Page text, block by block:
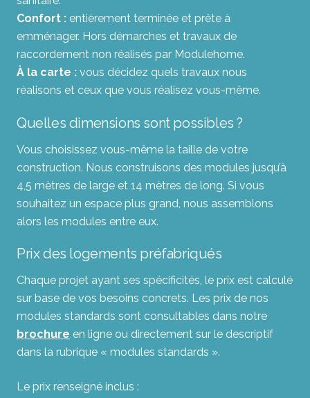
Confort : entièrement terminée et prête à
emménager. Hors démarches et travaux de
raccordement non réalisés par Modulehome.
À la carte : vous décidez quels travaux nous
réalisons et ceux que vous réalisez vous-même.
Quelles dimensions sont possibles ?
Vous choisissez vous-même la taille de votre
construction. Nous construisons des modules jusqu’à
4,5 mètres de large et 14 mètres de long. Si vous
souhaitez un espace plus grand, nous assemblons
alors les modules entre eux.
Prix des logements préfabriqués
Chaque projet ayant ses spécificités, le prix est calculé
sur base de vos besoins concrets. Les prix de nos
modules standards sont consultables dans notre
brochure en ligne ou directement sur le descriptif
dans la rubrique « modules standards ».
Le prix renseigné inclus :